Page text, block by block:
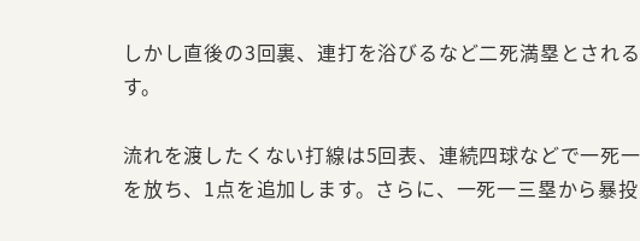
しかし直後の3回裏、連打を浴びるなど二死満塁とされ
す。
流れを渡したくない打線は5回表、連続四球などで一死
を放ち、1点を追加します。さらに、一死一三塁から暴投